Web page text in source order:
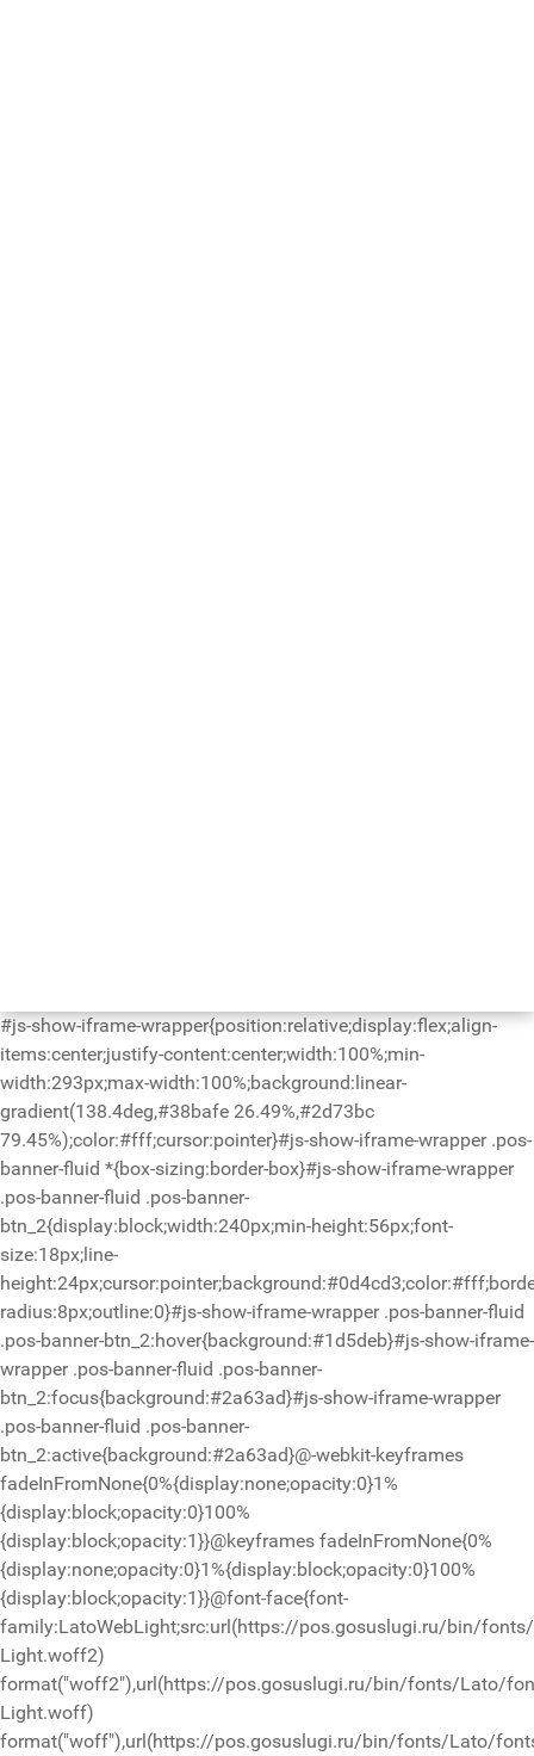
#js-show-iframe-wrapper{position:relative;display:flex;align-
items:center;justify-content:center;width:100%;min-
width:293px;max-width:100%;background:linear-
gradient(138.4deg,#38bafe 26.49%,#2d73bc
79.45%);color:#fff;cursor:pointer}#js-show-iframe-wrapper .pos-
banner-fluid *{box-sizing:border-box}#js-show-iframe-wrapper
.pos-banner-fluid .pos-banner-
btn_2{display:block;width:240px;min-height:56px;font-
size:18px;line-
radius:8px;outline:0}#js-show-iframe-wrapper .pos-banner-fluid
.pos-banner-btn_2:hover{background:#1d5deb}#js-show-iframe-
wrapper .pos-banner-fluid .pos-banner-
btn_2:focus{background:#2a63ad}#js-show-iframe-wrapper
.pos-banner-fluid .pos-banner-
btn_2:active{background:#2a63ad}@-webkit-keyframes
fadeInFromNone{0%{display:none;opacity:0}1%
{display:block;opacity:0}100%
{display:block;opacity:1}}@keyframes fadeInFromNone{0%
{display:none;opacity:0}1%{display:block;opacity:0}100%
{display:block;opacity:1}}@font-face{font-
family:LatoWebLight;src:url(https://pos.gosuslugi.ru/bin/
Light.woff2)
format("woff2"),url(https://pos.gosuslugi.ru/bin/fonts/Lato/
Light.woff)
format("woff"),url(https://pos.gosuslugi.ru/bin/fonts/Lato/